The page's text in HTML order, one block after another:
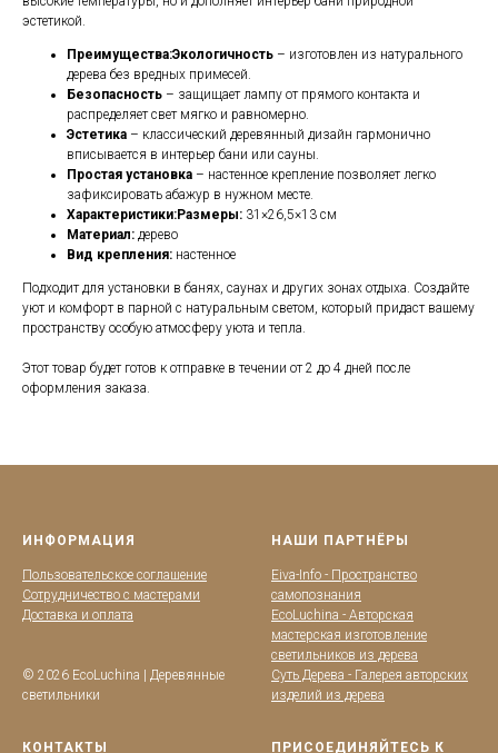
эстетикой.
Преимущества:Экологичность – изготовлен из натурального
дерева без вредных примесей.
Безопасность – защищает лампу от прямого контакта и
распределяет свет мягко и равномерно.
Эстетика – классический деревянный дизайн гармонично
вписывается в интерьер бани или сауны.
Простая установка – настенное крепление позволяет легко
зафиксировать абажур в нужном месте.
Характеристики:Размеры: 31×26,5×13 см
Материал: дерево
Вид крепления: настенное
Подходит для установки в банях, саунах и других зонах отдыха. Создайте
уют и комфорт в парной с натуральным светом, который придаст вашему
пространству особую атмосферу уюта и тепла.
Этот товар будет готов к отправке в течении от 2 до 4 дней после
оформления заказа.
ИНФОРМАЦИЯ
Пользовательское соглашение
Сотрудничество с мастерами
Доставка и оплата
© 2026 EcoLuchina | Деревянные
светильники
НАШИ ПАРТНЁРЫ
Eiva-Info - Пространство
самопознания
EcoLuchina - Авторская
мастерская изготовление
светильников из дерева
Суть Дерева - Галерея авторских
изделий из дерева
КОНТАКТЫ ПРИСОЕДИНЯЙТЕСЬ К